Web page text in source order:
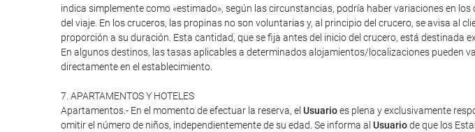
indica simplemente como «estimado», según las circunstancias, podría haber variaciones en
del viaje. En los cruceros, las propinas no son voluntarias y, al principio del crucero, se avisa al
proporción a su duración. Esta cantidad, que se fija antes del inicio del crucero, está destinada
En algunos destinos, las tasas aplicables a determinados alojamientos/localizaciones pueden
directamente en el establecimiento.
7. APARTAMENTOS Y HOTELES
Apartamentos.- En el momento de efectuar la reserva, el Usuarioes plena y exclusivamente
omitir el número de niños, independientemente de su edad. Se informa al Usuariode que los